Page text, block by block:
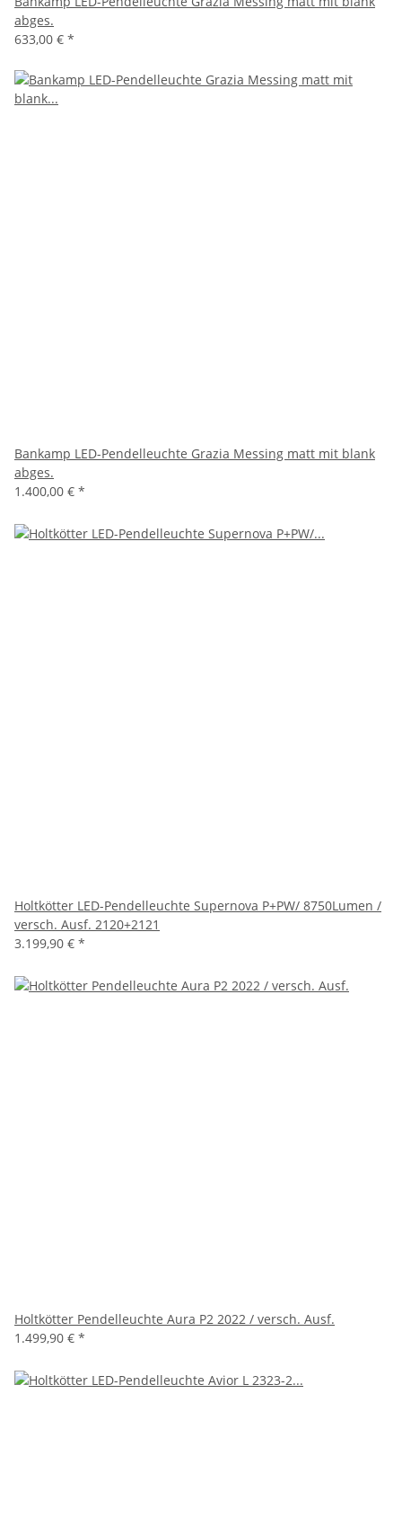
abges.
633,00 € *
Bankamp LED-Pendelleuchte Grazia Messing matt mit blank
abges.
1.400,00 € *
Holtkötter LED-Pendelleuchte Supernova P+PW/ 8750Lumen /
versch. Ausf. 2120+2121
3.199,90 € *
Holtkötter Pendelleuchte Aura P2 2022 / versch. Ausf.
1.499,90 € *